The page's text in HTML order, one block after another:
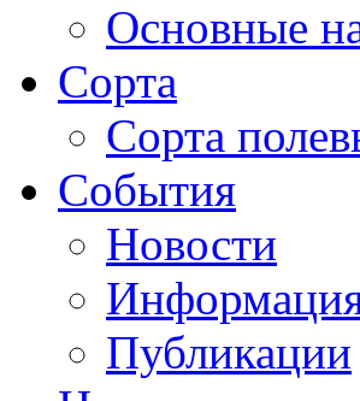
Основные
Сорта
Сорта
События
Новости
Публикации